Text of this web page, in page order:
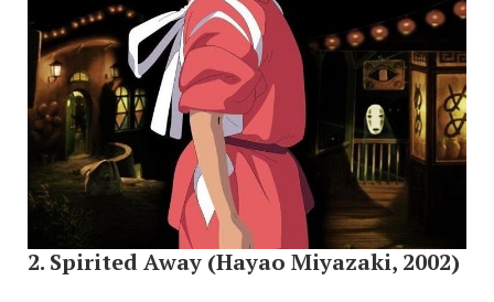
2. Spirited Away (Hayao Miyazaki, 2002)